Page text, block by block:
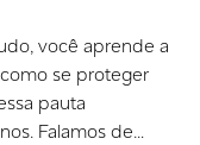
você aprende a
se proteger
pauta
Falamos de…